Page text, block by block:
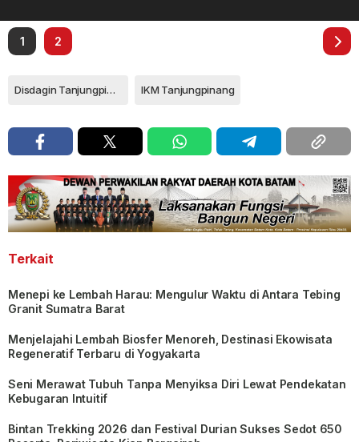
1 2
Disdagin Tanjungpinang IKM Tanjungpinang
Terkait
Menepi ke Lembah Harau: Mengulur Waktu di Antara Tebing
Granit Sumatra Barat
Menjelajahi Lembah Biosfer Menoreh, Destinasi Ekowisata
Regeneratif Terbaru di Yogyakarta
Seni Merawat Tubuh Tanpa Menyiksa Diri Lewat Pendekatan
Kebugaran Intuitif
Bintan Trekking 2026 dan Festival Durian Sukses Sedot 650